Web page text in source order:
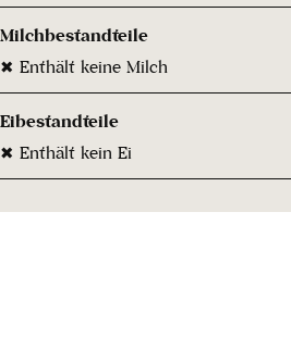
Milchbestandteile
✖ Enthält keine Milch
Eibestandteile
✖ Enthält kein Ei